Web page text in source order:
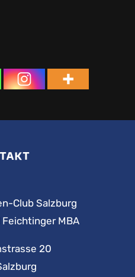
Club Salzburg
Feichtinger MBA
20